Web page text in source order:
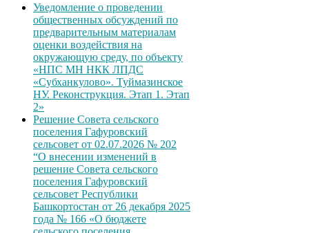
Уведомление о проведении
общественных обсуждений по
предварительным материалам
оценки воздействия на
окружающую среду, по объекту
«НПС МН НКК ЛПДС
«Субханкулово». Туймазинское
НУ. Реконструкция. Этап 1. Этап
2»
Решение Совета сельского
поселения Гафуровский
сельсовет от 02.07.2026 № 202
“О внесении изменений в
решение Совета сельского
поселения Гафуровский
сельсовет Республики
Башкортостан от 26 декабря 2025
года № 166 «О бюджете